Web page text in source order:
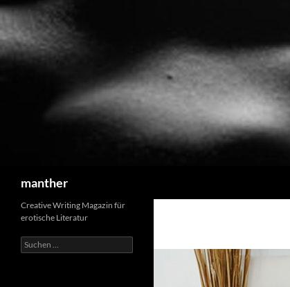
manther
Creative Writing Magazin für
erotische Literatur
Suchen
nach: